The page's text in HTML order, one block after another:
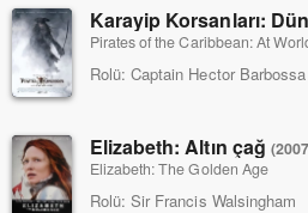
Karayip Korsanları:
Pirates of the Caribbean: At
Rolü: Captain Hector Barbossa
Elizabeth: Altın çağ
Elizabeth: The Golden Age
Rolü: Sir Francis Walsingham